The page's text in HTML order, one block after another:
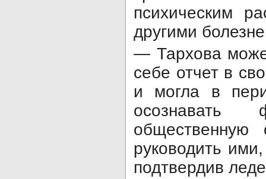
психическим
другими
— Тархова
себе отчет в
и могла в
осознавать
общественную
руководить
подтвердив